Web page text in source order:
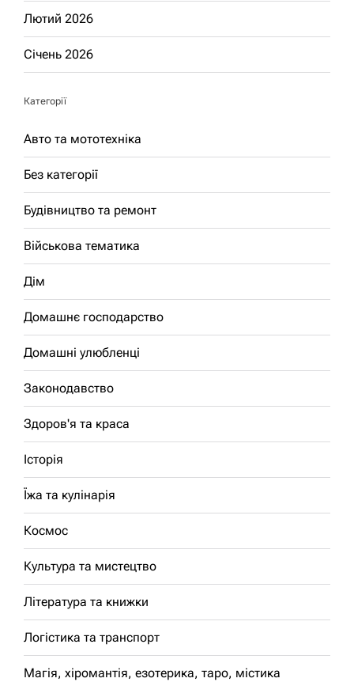
Лютий 2026
Січень 2026
Категорії
Авто та мототехніка
Без категорії
Будівництво та ремонт
Військова тематика
Дім
Домашнє господарство
Домашні улюбленці
Законодавство
Здоров'я та краса
Історія
Їжа та кулінарія
Космос
Культура та мистецтво
Література та книжки
Логістика та транспорт
Магія, хіромантія, езотерика, таро, містика